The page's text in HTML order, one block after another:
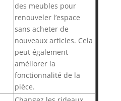
des meubles pour
renouveler l’espace
sans acheter de
nouveaux articles. Cela
peut également
améliorer la
fonctionnalité de la
pièce.